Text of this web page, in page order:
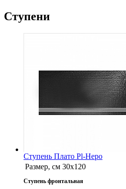
Ступени
Ступень Плато Pl-Неро
Размер, см 30x120
Ступень фронтальная